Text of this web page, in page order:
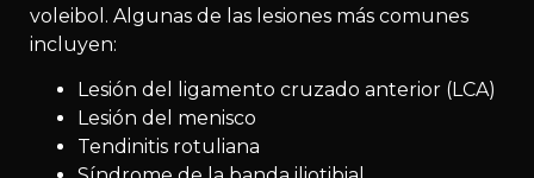
voleibol. Algunas de las lesiones más comunes
incluyen:
Lesión del ligamento cruzado anterior (LCA)
Lesión del menisco
Tendinitis rotuliana